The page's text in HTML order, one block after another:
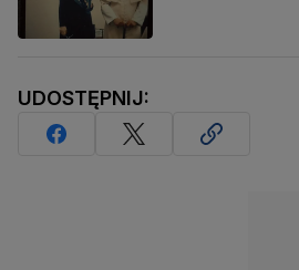
UDOSTĘPNIJ: